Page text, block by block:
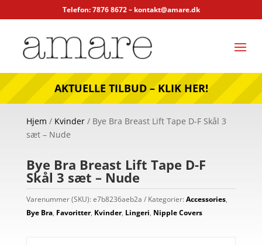
Telefon: 7876 8672 – kontakt@amare.dk
AKTUELLE TILBUD – KLIK HER!
Hjem / Kvinder/ Bye Bra Breast Lift Tape D-F Skål 3
sæt – Nude
Bye Bra Breast Lift Tape D-F
Skål 3 sæt – Nude
Varenummer (SKU):e7b8236aeb2a Kategorier:Accessories,
Bye Bra, Favoritter, Kvinder, Lingeri, Nipple Covers